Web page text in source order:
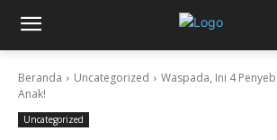
Beranda Uncategorized
Waspada, Ini 4
Anak!
Uncategorized